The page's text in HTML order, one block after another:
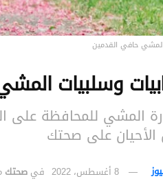
حافي القدمين
وسلبيات
المشي للمحافظة على
على صحتك
8 أغسطس، 2022 في صحتك